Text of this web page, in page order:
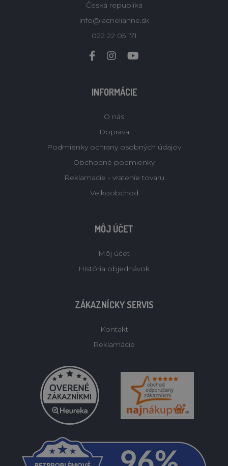
Česká republika
info@lacneliahne.sk
022 22 05 171
INFORMÁCIE
O nás
Doprava
Podmienky ochrany osobných údajov
Obchodné podmienky
Reklamacie - vratenie tovaru
Velkoobchod
MÔJ ÚČET
Môj účet
História objednávok
ZÁKAZNÍCKY SERVIS
Kontakt
Reklamácie